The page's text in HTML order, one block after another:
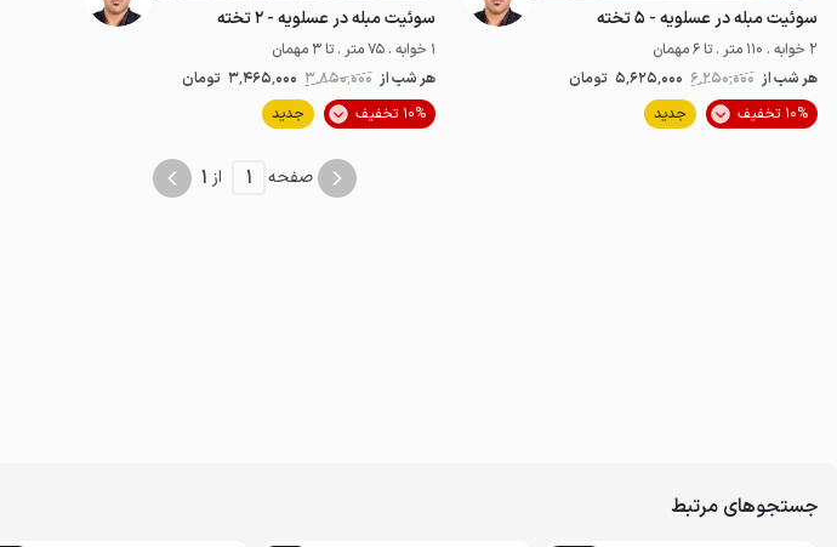
سوئیت مبله در عسلویه - ۵ تخته
2 خوابه . 110 متر . تا 6 مهمان
هر شب از 6٬250٬000 5٬625٬000 تومان
10% تخفیف
جدید موقعیت در نقشه
سوئیت مبله در عسلویه - ۲ تخته
1 خوابه . 75 متر . تا 3 مهمان
هر شب از 3٬850٬000 3٬465٬000 تومان
10% تخفیف
جدید
صفحه 1 از 1
جستجوهای مرتبط